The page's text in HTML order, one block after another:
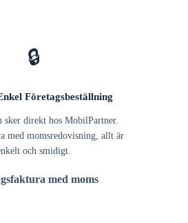
🔒
Företagsbeställning
sker direkt hos MobilPartner.
med momsredovisning, allt är
och smidigt.
med moms